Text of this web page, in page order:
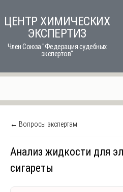
toЦЕНТР ХИМИЧЕСКИХ
ЭКСПЕРТИЗ
Член Союза "Федерация судебных
экспертов"
← Вопросы экспертам
Анализ жидкости для
сигареты